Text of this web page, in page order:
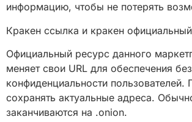
информацию, чтобы не потерять
Кракен ссылка и кракен
Официальный ресурс данного
меняет свои URL для обеспечения
конфиденциальности
сохранять актуальные адреса.
заканчиваются на .onion.